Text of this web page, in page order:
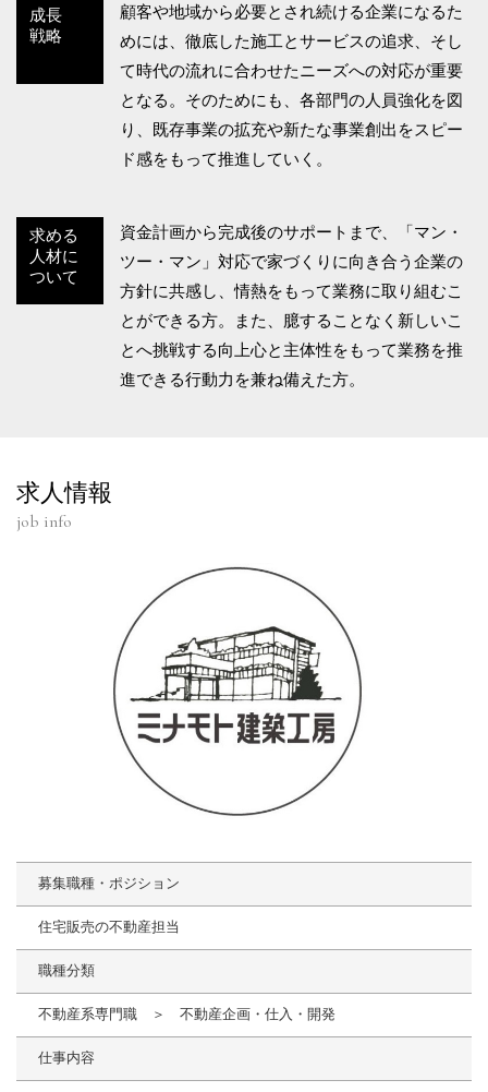
成長
戦略
顧客や地域から必要とされ続ける企業になるた
めには、徹底した施工とサービスの追求、そし
て時代の流れに合わせたニーズへの対応が重要
となる。そのためにも、各部門の人員強化を図
り、既存事業の拡充や新たな事業創出をスピー
ド感をもって推進していく。
求める
人材に
ついて
資金計画から完成後のサポートまで、「マン・
ツー・マン」対応で家づくりに向き合う企業の
方針に共感し、情熱をもって業務に取り組むこ
とができる方。また、臆することなく新しいこ
とへ挑戦する向上心と主体性をもって業務を推
進できる行動力を兼ね備えた方。
求人情報
job info
募集職種・ポジション
住宅販売の不動産担当
職種分類
不動産系専門職 ＞ 不動産企画・仕入・開発
仕事内容